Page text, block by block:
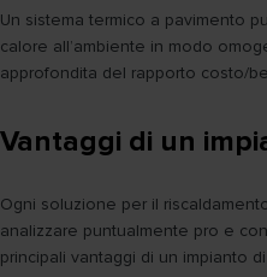
Un sistema termico a pavimento
calore all’ambiente in modo
approfondita del rapporto costo/
Vantaggi di un
Ogni soluzione per il
analizzare puntualmente pro e
principali vantaggi di un impianto